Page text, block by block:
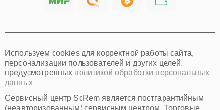
Хабаровск
Омск
Красноярск
Пермь
Ульяновск
Киров
Архангельск
Используем cookies для корректной работы сайта,
персонализации пользователей и других целей,
предусмотренных политикой обработки персональных
данных
Сервисный центр ScRem является постгарантийным
(неавторизованным) сервисным центром. Торговые